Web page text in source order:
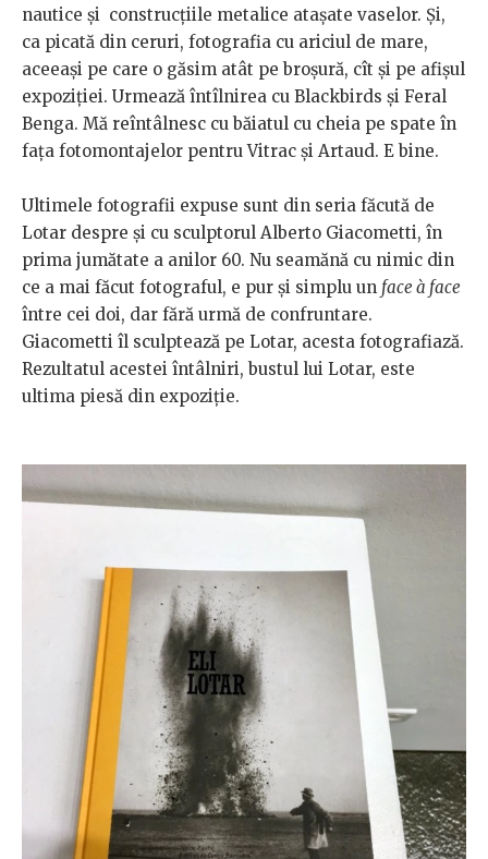
nautice şi construcţiile metalice ataşate vaselor. Şi,
ca picată din ceruri, fotografia cu ariciul de mare,
aceeaşi pe care o găsim atât pe broşură, cît şi pe afişul
expoziţiei. Urmează întîlnirea cu Blackbirds şi Feral
Benga. Mă reîntâlnesc cu băiatul cu cheia pe spate în
faţa fotomontajelor pentru Vitrac şi Artaud. E bine.
Ultimele fotografii expuse sunt din seria făcută de
Lotar despre şi cu sculptorul Alberto Giacometti, în
prima jumătate a anilor 60. Nu seamănă cu nimic din
ce a mai făcut fotograful, e pur şi simplu un face à face
între cei doi, dar fără urmă de confruntare.
Giacometti îl sculptează pe Lotar, acesta fotografiază.
Rezultatul acestei întâlniri, bustul lui Lotar, este
ultima piesă din expoziţie.